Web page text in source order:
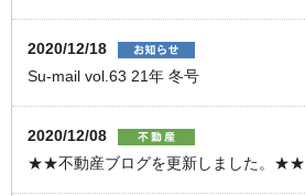
2020/12/18
Su-mail vol.63 21年 冬号
2020/12/08
★★不動産ブログを更新しました。★★